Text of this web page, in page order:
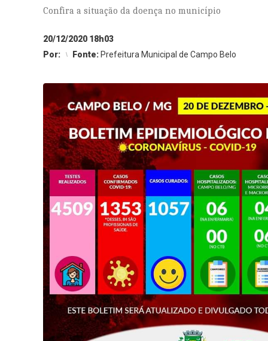
Confira a situação da doença no município
20/12/2020 18h03
Por:
Fonte: Prefeitura Municipal de Campo Belo